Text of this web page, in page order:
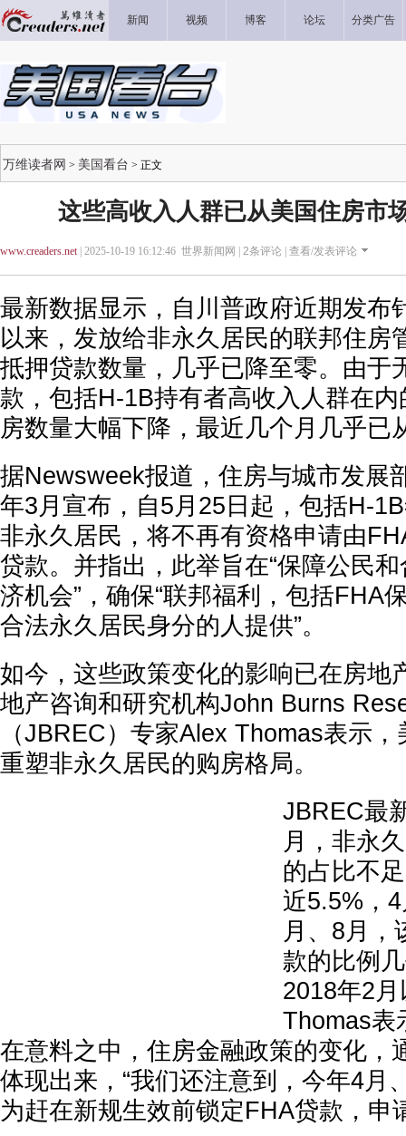
新闻 视频 博客 论坛 分类广告
万维读者网 > 美国看台 > 正文
这些高收入人群已从美国住房市
www.creaders.net| 2025-10-19 16:12:46 世界新闻网 | 2条评论 | 查看/发表评论
最新数据显示，自川普政府近期发布
以来，发放给非永久居民的联邦住房
抵押贷款数量，几乎已降至零。由于
款，包括H-1B持有者高收入人群在
房数量大幅下降，最近几个月几乎已
据Newsweek报道，住房与城市发展
年3月宣布，自5月25日起，包括H-
非永久居民，将不再有资格申请由
贷款。并指出，此举旨在“保障公民
济机会”，确保“联邦福利，包括FHA
合法永久居民身分的人提供”。
如今，这些政策变化的影响已在房地
地产咨询和研究机构John Burns
（JBREC）专家Alex Thomas表示
重塑非永久居民的购房格局。
JBREC最
月，非永
的占比不
近5.5%，
月、8月，
款的比例
2018年2
Thomas表
在意料之中，住房金融政策的变化，
体现出来，“我们还注意到，今年4月
为赶在新规生效前锁定FHA贷款，申